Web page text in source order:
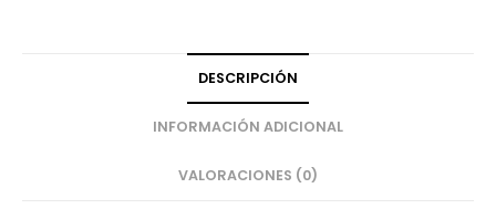
DESCRIPCIÓN
INFORMACIÓN ADICIONAL
VALORACIONES (0)